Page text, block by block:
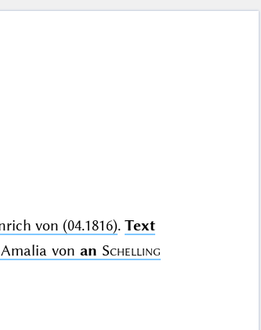
von (04.1816). Text
von an Schelling